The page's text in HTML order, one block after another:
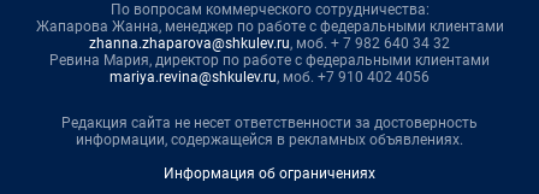
По вопросам коммерческого сотрудничества:
Жапарова Жанна, менеджер по работе с федеральными клиентами
zhanna.zhaparova@shkulev.ru, моб. + 7 982 640 34 32
Ревина Мария, директор по работе с федеральными клиентами
mariya.revina@shkulev.ru, моб. +7 910 402 4056
Редакция сайта не несет ответственности за достоверность
информации, содержащейся в рекламных объявлениях.
Информация об ограничениях